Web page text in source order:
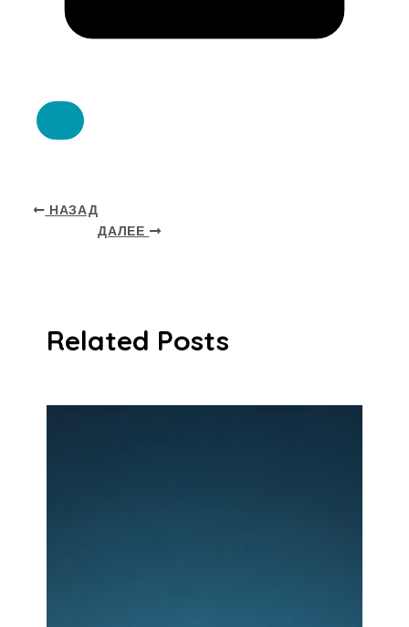
НАЗАД
ДАЛЕЕ
Related Posts